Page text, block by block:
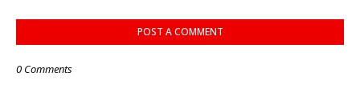
POST A COMMENT
0 Comments